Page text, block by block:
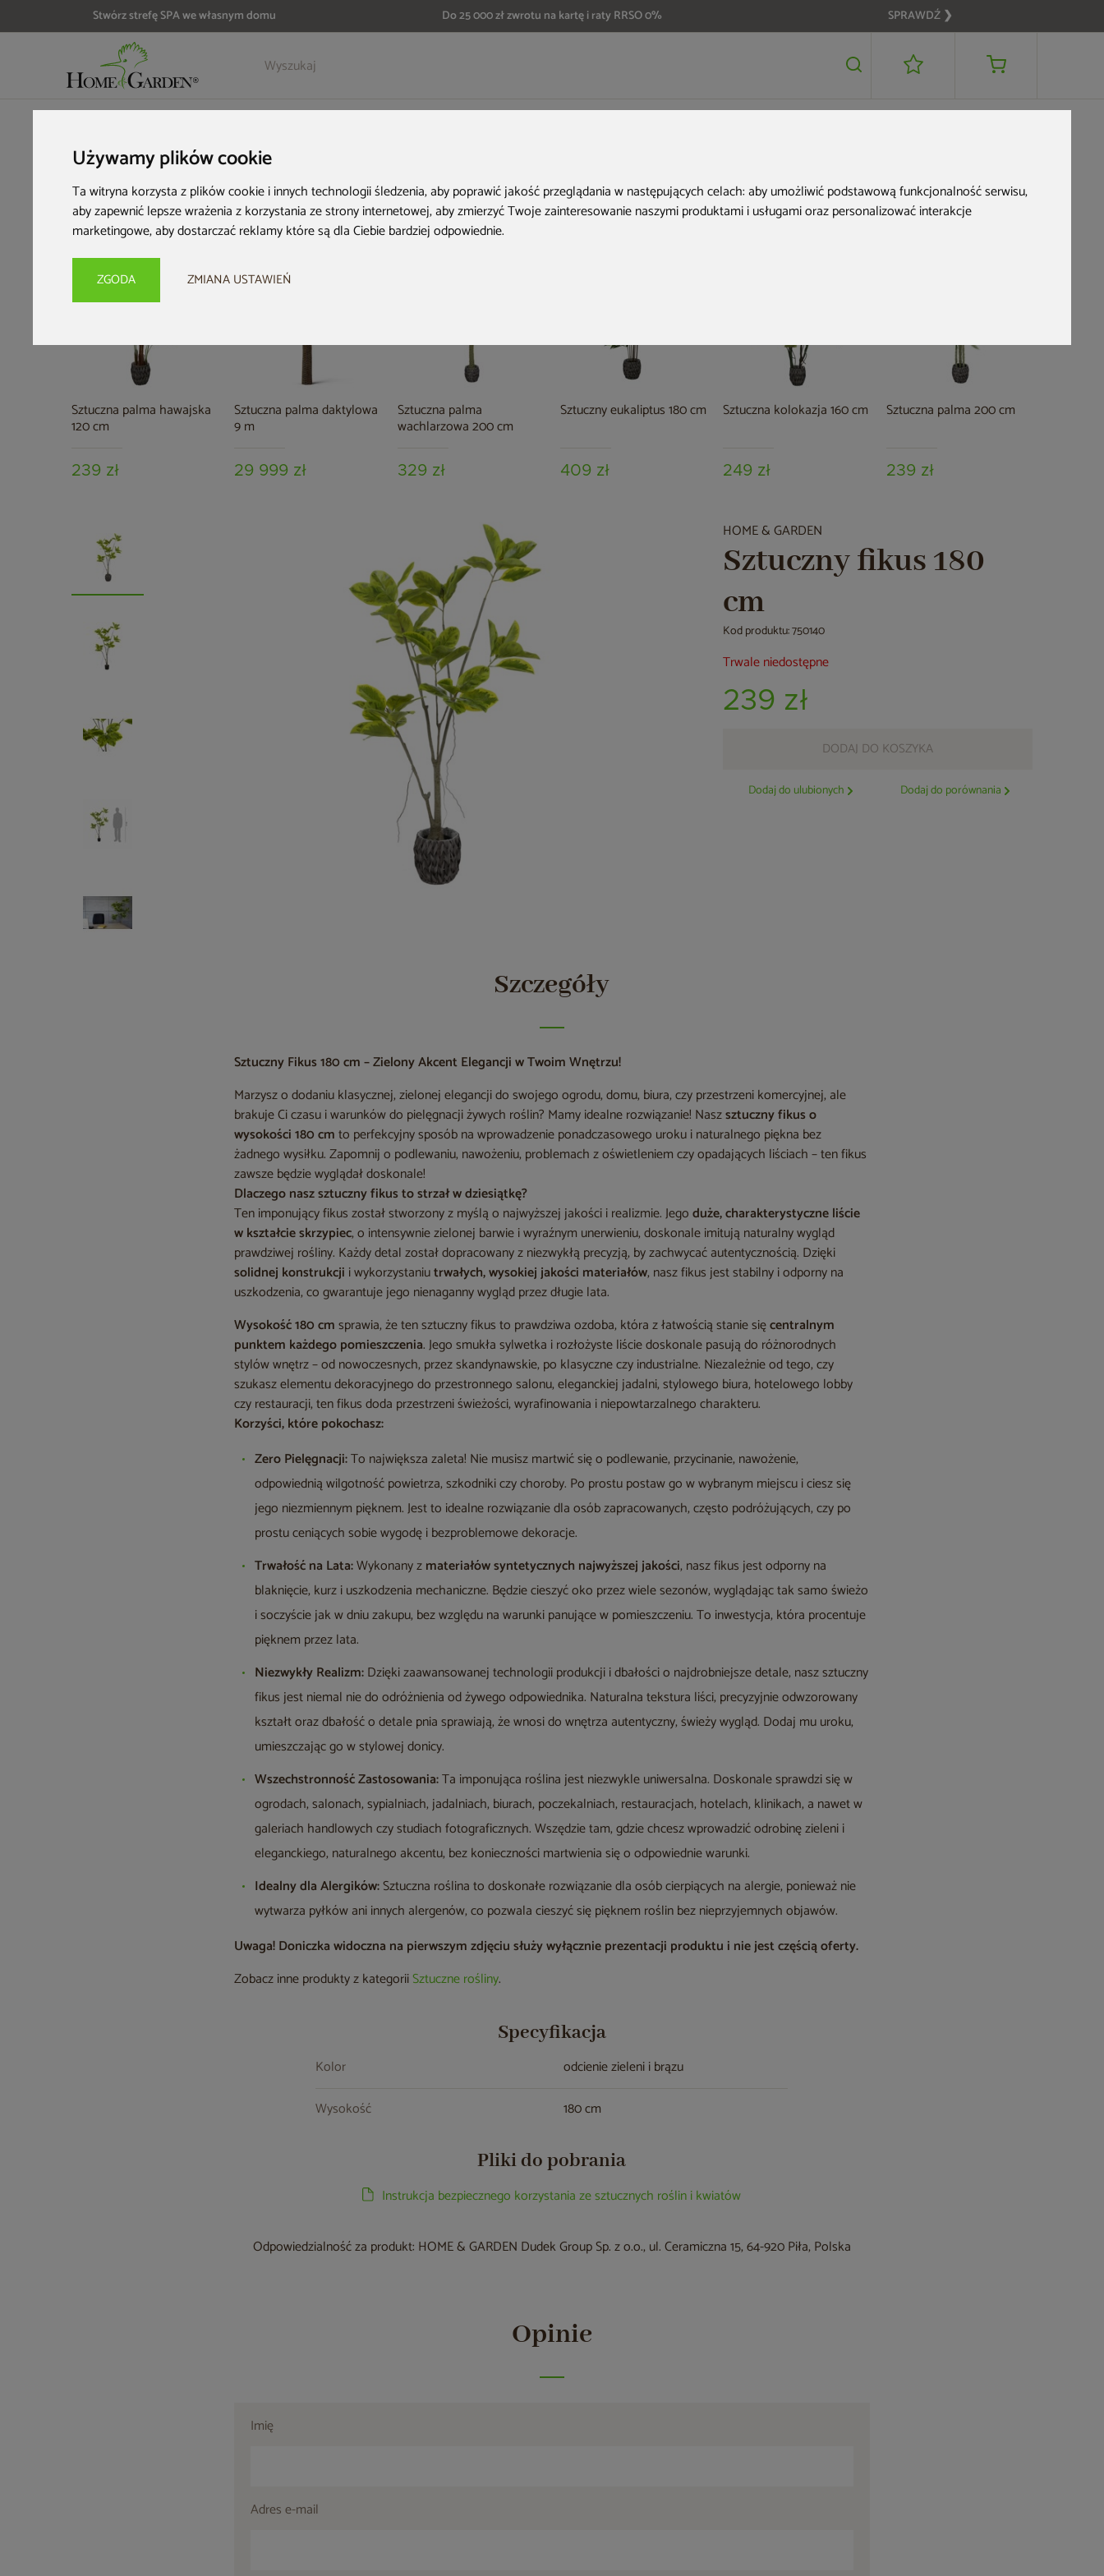
Używamy plików cookie
Ta witryna korzysta z plików cookie i innych technologii śledzenia, aby poprawić jakość przeglądania w następujących celach:aby umożliwić podstawową funkcjonalność serwisu,
aby zapewnić lepsze wrażenia z korzystania ze strony internetowej,aby zmierzyć Twoje zainteresowanie naszymi produktami i usługami oraz personalizować interakcje
marketingowe,aby dostarczać reklamy które są dla Ciebie bardziej odpowiednie.
ZGODA ZMIANA USTAWIEŃ
Stwórz strefę SPA we własnym domu Do 25 000 zł zwrotu na kartę i raty RRSO 0% SPRAWDŹ ❯
Szczegóły Opinie Akcesoria 239 zł DODAJ DO KOSZYKA
Sztuczna palma hawajska
120 cm
239 zł
Sztuczna palma daktylowa
9 m
29 999 zł
Sztuczna palma
wachlarzowa 200 cm
329 zł
Sztuczny eukaliptus 180 cm
409 zł
Sztuczna kolokazja 160 cm
249 zł
Sztuczna palma 200 cm
239 zł
HOME & GARDEN
Sztuczny fikus 180
cm
Kod produktu: 750140
Trwale niedostępne
239 zł
DODAJ DO KOSZYKA
Dodaj do ulubionych Dodaj do porównania
Szczegóły
Sztuczny Fikus 180 cm – Zielony Akcent Elegancji w Twoim Wnętrzu!
Marzysz o dodaniu klasycznej, zielonej elegancji do swojego ogrodu, domu, biura, czy przestrzeni komercyjnej, ale
brakuje Ci czasu i warunków do pielęgnacji żywych roślin? Mamy idealne rozwiązanie! Naszsztuczny fikus o
wysokości 180 cmto perfekcyjny sposób na wprowadzenie ponadczasowego uroku i naturalnego piękna bez
żadnego wysiłku. Zapomnij o podlewaniu, nawożeniu, problemach z oświetleniem czy opadających liściach – ten fikus
zawsze będzie wyglądał doskonale!
Dlaczego nasz sztuczny fikus to strzał w dziesiątkę?
Ten imponujący fikus został stworzony z myślą o najwyższej jakości i realizmie. Jegoduże, charakterystyczne liście
w kształcie skrzypiec, o intensywnie zielonej barwie i wyraźnym unerwieniu, doskonale imitują naturalny wygląd
prawdziwej rośliny. Każdy detal został dopracowany z niezwykłą precyzją, by zachwycać autentycznością. Dzięki
solidnej konstrukcji i wykorzystaniutrwałych, wysokiej jakości materiałów, nasz fikus jest stabilny i odporny na
uszkodzenia, co gwarantuje jego nienaganny wygląd przez długie lata.
Wysokość 180 cmsprawia, że ten sztuczny fikus to prawdziwa ozdoba, która z łatwością stanie sięcentralnym
punktem każdego pomieszczenia. Jego smukła sylwetka i rozłożyste liście doskonale pasują do różnorodnych
stylów wnętrz – od nowoczesnych, przez skandynawskie, po klasyczne czy industrialne. Niezależnie od tego, czy
szukasz elementu dekoracyjnego do przestronnego salonu, eleganckiej jadalni, stylowego biura, hotelowego lobby
czy restauracji, ten fikus doda przestrzeni świeżości, wyrafinowania i niepowtarzalnego charakteru.
Korzyści, które pokochasz:
Zero Pielęgnacji:To największa zaleta! Nie musisz martwić się o podlewanie, przycinanie, nawożenie,
odpowiednią wilgotność powietrza, szkodniki czy choroby. Po prostu postaw go w wybranym miejscu i ciesz się
jego niezmiennym pięknem. Jest to idealne rozwiązanie dla osób zapracowanych, często podróżujących, czy po
prostu ceniących sobie wygodę i bezproblemowe dekoracje.
Trwałość na Lata:Wykonany zmateriałów syntetycznych najwyższej jakości, nasz fikus jest odporny na
blaknięcie, kurz i uszkodzenia mechaniczne. Będzie cieszyć oko przez wiele sezonów, wyglądając tak samo świeżo
i soczyście jak w dniu zakupu, bez względu na warunki panujące w pomieszczeniu. To inwestycja, która procentuje
pięknem przez lata.
Niezwykły Realizm:Dzięki zaawansowanej technologii produkcji i dbałości o najdrobniejsze detale, nasz sztuczny
fikus jest niemal nie do odróżnienia od żywego odpowiednika. Naturalna tekstura liści, precyzyjnie odwzorowany
kształt oraz dbałość o detale pnia sprawiają, że wnosi do wnętrza autentyczny, świeży wygląd. Dodaj mu uroku,
umieszczając go w stylowej donicy.
Wszechstronność Zastosowania:Ta imponująca roślina jest niezwykle uniwersalna. Doskonale sprawdzi się w
ogrodach, salonach, sypialniach, jadalniach, biurach, poczekalniach, restauracjach, hotelach, klinikach, a nawet w
galeriach handlowych czy studiach fotograficznych. Wszędzie tam, gdzie chcesz wprowadzić odrobinę zieleni i
eleganckiego, naturalnego akcentu, bez konieczności martwienia się o odpowiednie warunki.
Idealny dla Alergików:Sztuczna roślina to doskonałe rozwiązanie dla osób cierpiących na alergie, ponieważ nie
wytwarza pyłków ani innych alergenów, co pozwala cieszyć się pięknem roślin bez nieprzyjemnych objawów.
Uwaga! Doniczka widoczna na pierwszym zdjęciu służy wyłącznie prezentacji produktu i nie jest częścią oferty.
Zobacz inne produkty z kategoriiSztuczne rośliny.
Specyfikacja
Kolor
odcienie zieleni i brązu
Wysokość
180 cm
Pliki do pobrania
Instrukcja bezpiecznego korzystania ze sztucznych roślin i kwiatów
Odpowiedzialność za produkt: HOME & GARDEN Dudek Group Sp. z o.o., ul. Ceramiczna 15, 64-920 Piła, Polska
Opinie
Imię
Adres e-mail